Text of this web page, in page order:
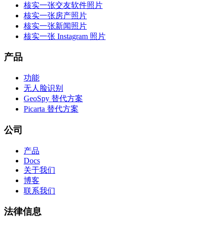
核实一张交友软件照片
核实一张房产照片
核实一张新闻照片
核实一张 Instagram 照片
产品
功能
无人脸识别
GeoSpy 替代方案
Picarta 替代方案
公司
产品
Docs
关于我们
博客
联系我们
法律信息